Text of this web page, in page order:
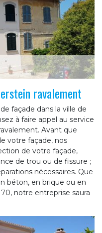
ravalement
façade dans la ville de
à faire appel au service
Avant que
votre façade, nos
de votre façade,
de trou ou de fissure ;
nécessaires. Que
béton, en brique ou en
notre entreprise saura